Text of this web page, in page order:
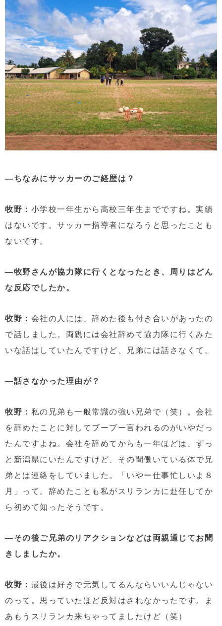
—ちなみにサッカーのご経歴は？
牧野： 小学校一年生から高校三年生までですね。実績
はないです。サッカー指導者になろうと思ったことも
ないです。
—牧野さんが協力隊に行くとなったとき、周りはどん
な反応でしたか。
牧野： 会社の人には、辞めた後も付き合いがあったの
で話しました。両親には会社辞めて協力隊に行くみた
いな話はしていたんですけど、兄弟には話さなくて。
—話さなかった理由が？
牧野： 私の兄弟も一般常識の強い兄弟で（笑）。会社
を辞めたことに対してブーブー言われるのがいやだっ
たんですよね。会社を辞めてからも一年ほどは、ずっ
と新潟県にいたんですけど、その間働いている体で兄
弟とは連絡をしていました。「いやー仕事忙しいよ８
月」って。辞めたことも私がスリランカに赴任してか
ら初めて知ったそうです。
—その後ご兄弟のリアクションなどは両親通じてお聞
きしましたか。
牧野： 最後は好きで元気してるんならいいんじゃない
のって。思っていたほど反対はされなかったです。ま
あもうスリランカ来ちゃってましたけど（笑）